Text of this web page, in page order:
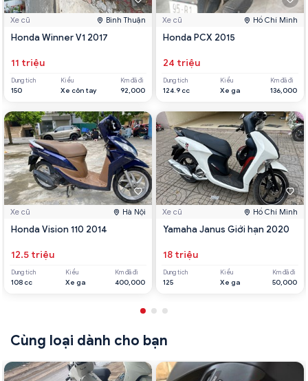
Xe cũ Bình Thuận
Honda Winner V1 2017
11 triệu
Dung tích
150
Kiểu
Xe côn tay
Km đã đi
92,000
Xe cũ Hà Nội
Honda Vision 110 2014
12.5 triệu
Dung tích
108 cc
Kiểu
Xe ga
Km đã đi
400,000
Xe cũ Hồ Chí Minh
Honda PCX 2015
24 triệu
Dung tích
124.9 cc
Kiểu
Xe ga
Km đã đi
136,000
Xe cũ Hồ Chí Minh
Yamaha Janus Giới hạn 2020
18 triệu
Dung tích
125
Kiểu
Xe ga
Km đã đi
50,000
Cùng loại dành cho bạn